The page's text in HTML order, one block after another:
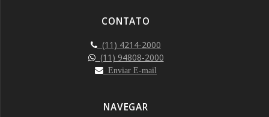
CONTATO
(11) 4214-2000
(11) 94808-2000
Enviar E-mail
NAVEGAR